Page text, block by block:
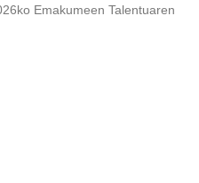
Emakumeen Talentuaren